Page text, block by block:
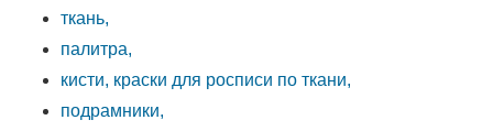
ткань,
палитра,
кисти, краски для росписи по ткани,
подрамники,